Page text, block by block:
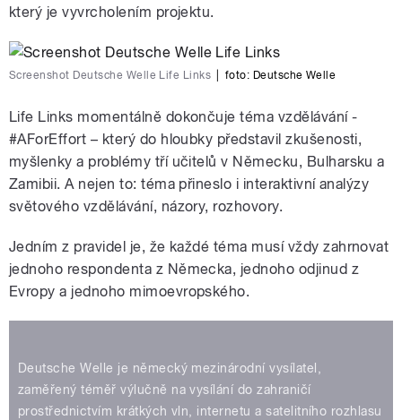
který je vyvrcholením projektu.
Screenshot Deutsche Welle Life Links foto: Deutsche Welle
Life Links momentálně dokončuje téma vzdělávání -
#AForEffort – který do hloubky představil zkušenosti,
myšlenky a problémy tří učitelů v Německu, Bulharsku a
Zamibii. A nejen to: téma přineslo i interaktivní analýzy
světového vzdělávání, názory, rozhovory.
Jedním z pravidel je, že každé téma musí vždy zahrnovat
jednoho respondenta z Německa, jednoho odjinud z
Evropy a jednoho mimoevropského.
Deutsche Welle je německý mezinárodní vysílatel,
zaměřený téměř výlučně na vysílání do zahraničí
prostřednictvím krátkých vln, internetu a satelitního rozhlasu